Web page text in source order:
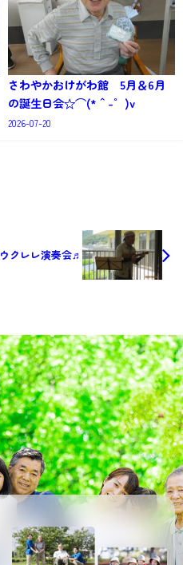
さわやかおけがわ館 5月＆6月
の誕生日会☆⌒(*＾-゜)v
2026-07-20
ウクレレ演奏会♬